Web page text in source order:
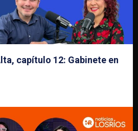
capítulo 12: Gabinete en